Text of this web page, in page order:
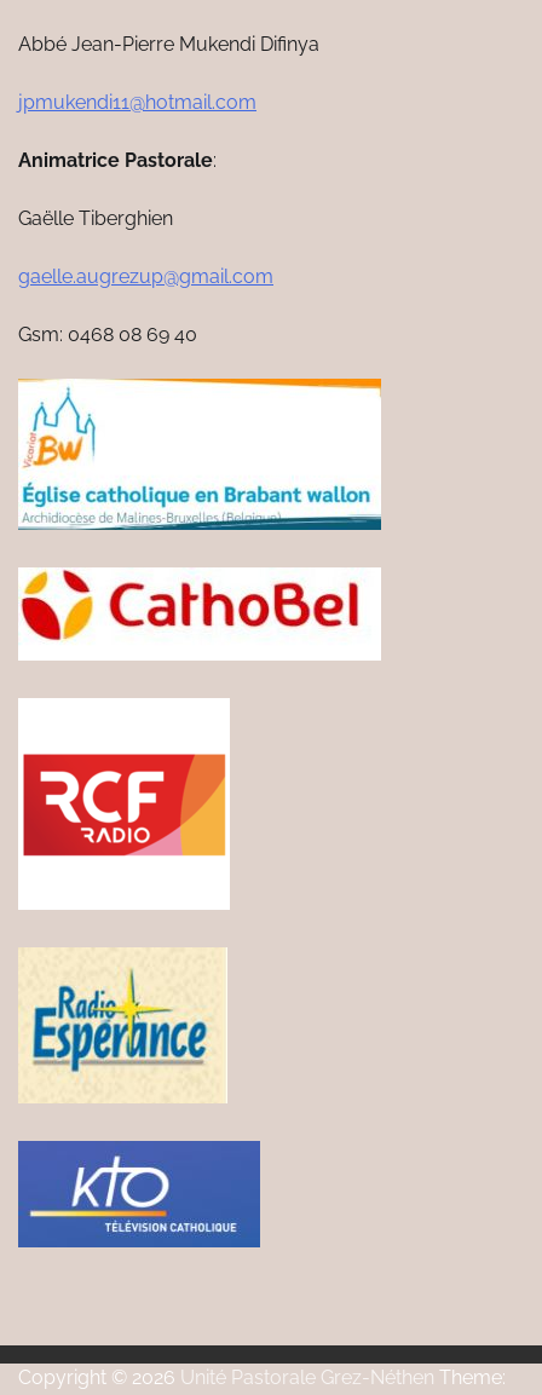
Abbé Jean-Pierre Mukendi Difinya
jpmukendi11@hotmail.com
Animatrice Pastorale:
Gaëlle Tiberghien
gaelle.augrezup@gmail.com
Gsm: 0468 08 69 40
Copyright © 2026 Unité Pastorale Grez-Néthen Theme: